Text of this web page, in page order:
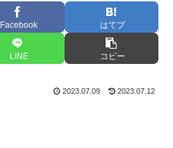
Facebook はてブ
LINE コピー
2023.07.09 2023.07.12